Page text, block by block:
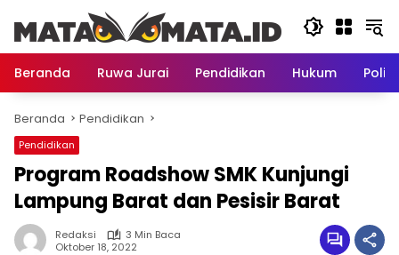
konten
Beranda
Ruwa Jurai Pendidikan Hukum
Beranda Pendidikan
Pendidikan
Program Roadshow SMK Kunjungi
Lampung Barat dan Pesisir Barat
Redaksi
3 Min Baca
Oktober 18, 2022